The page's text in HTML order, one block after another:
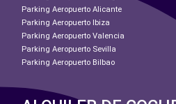
Parking Aeropuerto Alicante
Parking Aeropuerto Ibiza
Parking Aeropuerto Valencia
Parking Aeropuerto Sevilla
Parking Aeropuerto Bilbao